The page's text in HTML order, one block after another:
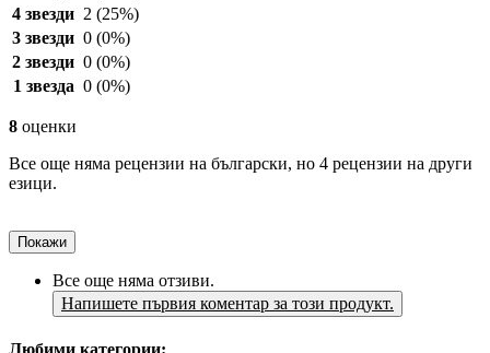
4 звезди 2 (25%)
3 звезди 0 (0%)
2 звезди 0 (0%)
1 звезда 0 (0%)
8 оценки
Все още няма рецензии на български, но 4 рецензии на други
езици.
Покажи
Все още няма отзиви.
Напишете първия коментар за този продукт.